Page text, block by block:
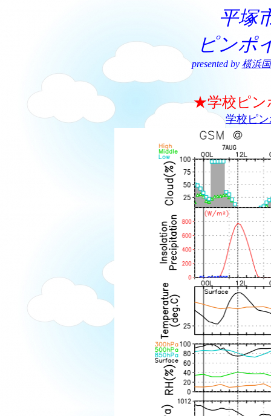
平塚
ピンポ
presented by 横浜
★学校ピン
学校ピ